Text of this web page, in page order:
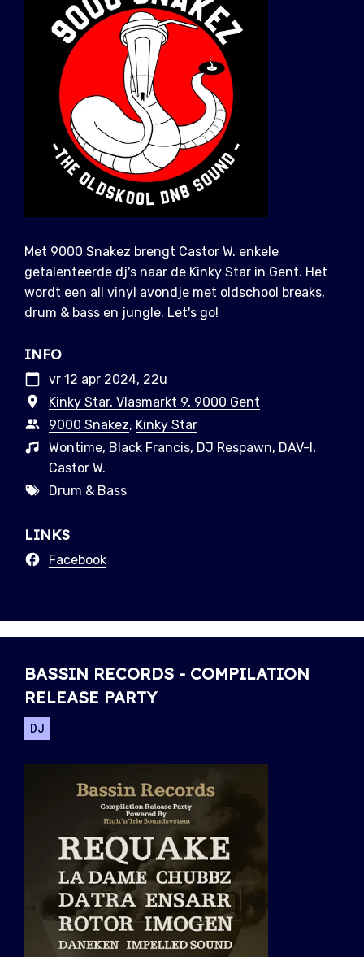
Met 9000 Snakez brengt Castor W. enkele
getalenteerde dj's naar de Kinky Star in Gent. Het
wordt een all vinyl avondje met oldschool breaks,
drum & bass en jungle. Let's go!
INFO
vr 12 apr 2024, 22u
Kinky Star, Vlasmarkt 9, 9000 Gent
9000 Snakez, Kinky Star
Wontime, Black Francis, DJ Respawn, DAV-I,
Castor W.
Drum & Bass
LINKS
Facebook
BASSIN RECORDS - COMPILATION
RELEASE PARTY
DJ